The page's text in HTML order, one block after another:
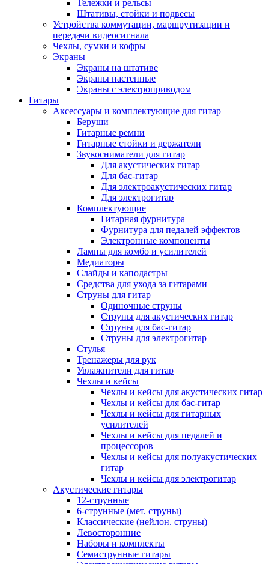
Тележки и рельсы
Штативы, стойки и подвесы
Устройства коммутации, маршрутизации и
передачи видеосигнала
Чехлы, сумки и кофры
Экраны
Экраны на штативе
Экраны настенные
Экраны с электроприводом
Гитары
Аксессуары и комплектующие для гитар
Беруши
Гитарные ремни
Гитарные стойки и держатели
Звукосниматели для гитар
Для акустических гитар
Для бас-гитар
Для электроакустических гитар
Для электрогитар
Комплектующие
Гитарная фурнитура
Фурнитура для педалей эффектов
Электронные компоненты
Лампы для комбо и усилителей
Медиаторы
Слайды и каподастры
Средства для ухода за гитарами
Струны для гитар
Одиночные струны
Струны для акустических гитар
Струны для бас-гитар
Струны для электрогитар
Стулья
Тренажеры для рук
Увлажнители для гитар
Чехлы и кейсы
Чехлы и кейсы для акустических гитар
Чехлы и кейсы для бас-гитар
Чехлы и кейсы для гитарных
усилителей
Чехлы и кейсы для педалей и
процессоров
Чехлы и кейсы для полуакустических
гитар
Чехлы и кейсы для электрогитар
Акустические гитары
12-струнные
6-струнные (мет. струны)
Классические (нейлон. струны)
Левосторонние
Наборы и комплекты
Семиструнные гитары